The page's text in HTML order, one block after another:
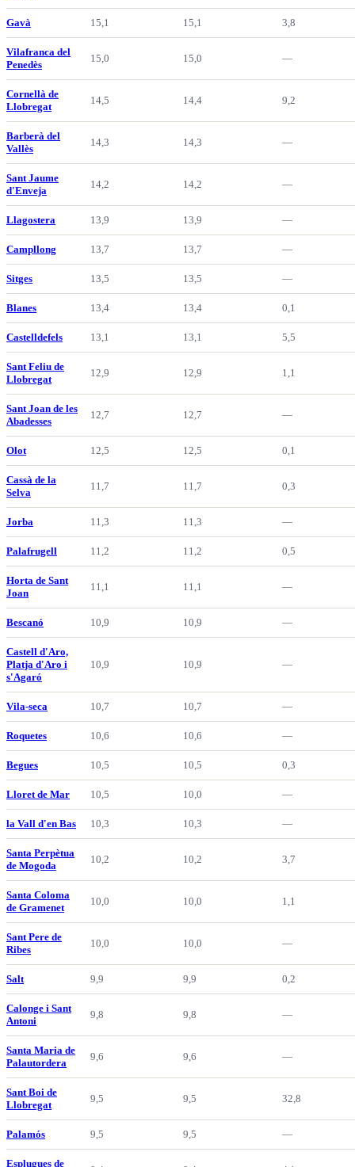
Gavà 15,1 15,1 3,8
Vilafranca del
Penedès
15,0 15,0 —
Cornellà de
Llobregat
14,5 14,4 9,2
Barberà del
Vallès
14,3 14,3 —
Sant Jaume
d'Enveja
14,2 14,2 —
Llagostera 13,9 13,9 —
Campllong 13,7 13,7 —
Sitges 13,5 13,5 —
Blanes 13,4 13,4 0,1
Castelldefels 13,1 13,1 5,5
Sant Feliu de
Llobregat
12,9 12,9 1,1
Sant Joan de les
Abadesses
12,7 12,7 —
Olot 12,5 12,5 0,1
Cassà de la
Selva
11,7 11,7 0,3
Jorba 11,3 11,3 —
Palafrugell 11,2 11,2 0,5
Horta de Sant
Joan
11,1 11,1 —
Bescanó 10,9 10,9 —
Castell d'Aro,
Platja d'Aro i
s'Agaró
10,9 10,9 —
Vila-seca 10,7 10,7 —
Roquetes 10,6 10,6 —
Begues 10,5 10,5 0,3
Lloret de Mar 10,5 10,0 —
la Vall d'en Bas 10,3 10,3 —
Santa Perpètua
de Mogoda
10,2 10,2 3,7
Santa Coloma
de Gramenet
10,0 10,0 1,1
Sant Pere de
Ribes
10,0 10,0 —
Salt 9,9 9,9 0,2
Calonge i Sant
Antoni
9,8 9,8 —
Santa Maria de
Palautordera
9,6 9,6 —
Sant Boi de
Llobregat
9,5 9,5 32,8
Palamós 9,5 9,5 —
Esplugues de